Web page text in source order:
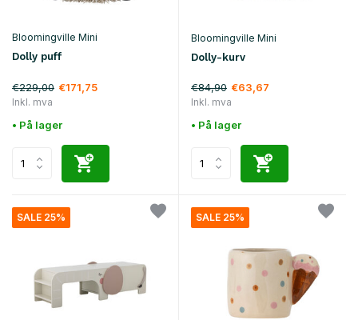
Bloomingville Mini
Dolly puff
€229,00 €171,75
Inkl. mva
• På lager
Bloomingville Mini
Dolly-kurv
€84,90 €63,67
Inkl. mva
• På lager
SALE 25% SALE 25%